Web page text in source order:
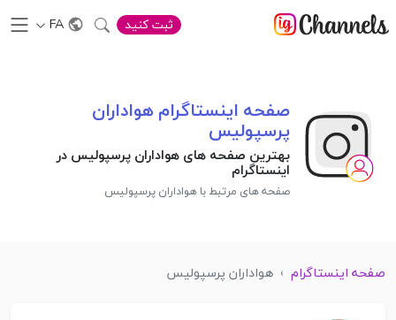
ثبت کنید
صفحه اینستاگرام هواداران
پرسپولیس
بهترین صفحه های هواداران پرسپولیس در
اینستاگرام
صفحه های مرتبط با هواداران پرسپولیس
صفحه اینستاگرام › هواداران پرسپولیس